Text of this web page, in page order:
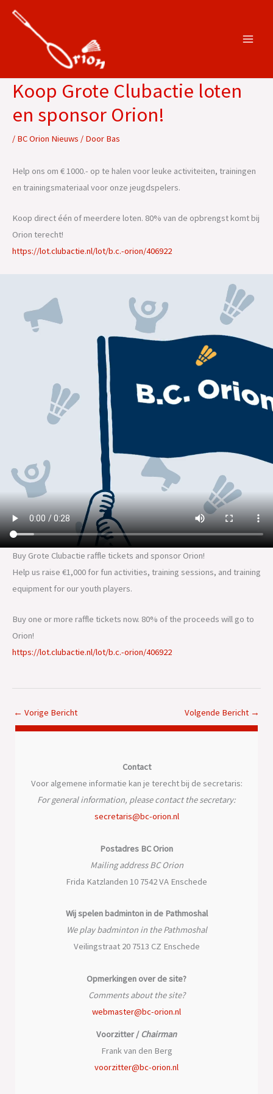
Koop Grote Clubactie loten
en sponsor Orion!
/ BC Orion Nieuws / Door Bas
Help ons om € 1000.- op te halen voor leuke activiteiten, trainingen
en trainingsmateriaal voor onze jeugdspelers.
Koop direct één of meerdere loten. 80% van de opbrengst komt bij
Orion terecht!
https://lot.clubactie.nl/lot/b.c.-orion/406922
Buy Grote Clubactie raffle tickets and sponsor Orion!
Help us raise €1,000 for fun activities, training sessions, and training
equipment for our youth players.
Buy one or more raffle tickets now. 80% of the proceeds will go to
Orion!
https://lot.clubactie.nl/lot/b.c.-orion/406922
← Vorige Bericht Volgende Bericht →
Contact
Voor algemene informatie kan je terecht bij de secretaris:
For general information, please contact the secretary:
secretaris@bc-orion.nl
Postadres BC Orion
Mailing address BC Orion
Frida Katzlanden 10 7542 VA Enschede
Wij spelen badminton in de Pathmoshal
We play badminton in the Pathmoshal
Veilingstraat 20 7513 CZ Enschede
Opmerkingen over de site?
Comments about the site?
webmaster@bc-orion.nl
Voorzitter /Chairman
Frank van den Berg
voorzitter@bc-orion.nl